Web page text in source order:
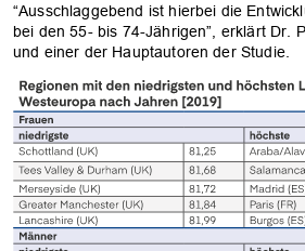
“Ausschlaggebend ist hierbei die
bei den 55- bis 74-Jährigen”, erklärt Dr.
und einer der Hauptautoren der Studie.